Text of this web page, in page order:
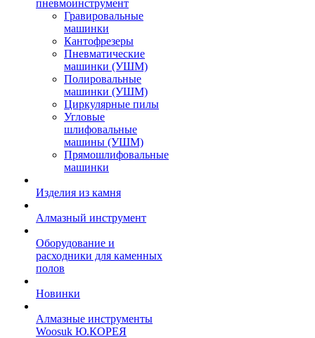
пневмоинструмент
Гравировальные
машинки
Кантофрезеры
Пневматические
машинки (УШМ)
Полировальные
машинки (УШМ)
Циркулярные пилы
Угловые
шлифовальные
машины (УШМ)
Прямошлифовальные
машинки
Изделия из камня
Алмазный инструмент
Оборудование и
расходники для каменных
полов
Новинки
Алмазные инструменты
Woosuk Ю.КОРЕЯ